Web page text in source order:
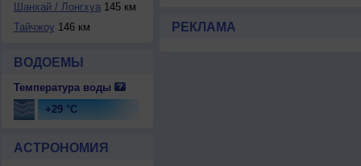
Шанхай / Лонгхуа145 км
Тайчжоу 146 км
ВОДОЕМЫ
Температура воды
+29 °C
АСТРОНОМИЯ
РЕКЛАМА